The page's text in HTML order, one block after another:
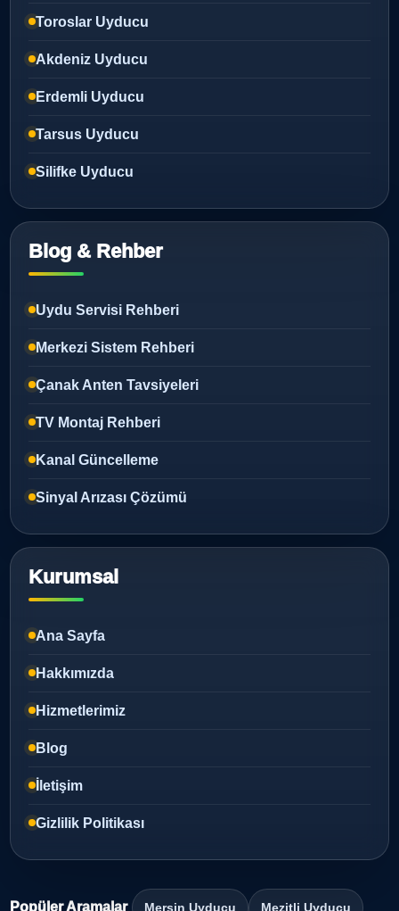
Toroslar Uyducu
Akdeniz Uyducu
Erdemli Uyducu
Tarsus Uyducu
Silifke Uyducu
Blog & Rehber
Uydu Servisi Rehberi
Merkezi Sistem Rehberi
Çanak Anten Tavsiyeleri
TV Montaj Rehberi
Kanal Güncelleme
Sinyal Arızası Çözümü
Kurumsal
Ana Sayfa
Hakkımızda
Hizmetlerimiz
Blog
İletişim
Gizlilik Politikası
Popüler Aramalar Mersin Uyducu Mezitli Uyducu